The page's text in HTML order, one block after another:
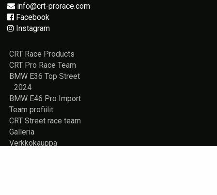
info@crt-prorace.com
Facebook
Instagram
CRT Race Products
CRT Pro Race Team
BMW E36 Top Street
2024
BMW E46 Pro Import
Team profiilit
CRT Street race team
Galleria
Verkkokauppa